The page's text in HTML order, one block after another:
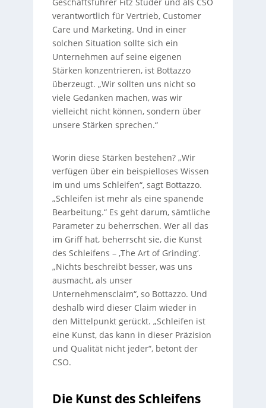
verantwortlich für Vertrieb, Customer
Care und Marketing. Und in einer
solchen Situation sollte sich ein
Unternehmen auf seine eigenen
Stärken konzentrieren, ist Bottazzo
überzeugt. „Wir sollten uns nicht so
viele Gedanken machen, was wir
vielleicht nicht können, sondern über
unsere Stärken sprechen.“
Worin diese Stärken bestehen? „Wir
verfügen über ein beispielloses Wissen
im und ums Schleifen“, sagt Bottazzo.
„Schleifen ist mehr als eine spanende
Bearbeitung.“ Es geht darum, sämtliche
Parameter zu beherrschen. Wer all das
im Griff hat, beherrscht sie, die Kunst
des Schleifens – ‚The Art of Grinding‘.
„Nichts beschreibt besser, was uns
ausmacht, als unser
Unternehmensclaim“, so Bottazzo. Und
deshalb wird dieser Claim wieder in
den Mittelpunkt gerückt. „Schleifen ist
eine Kunst, das kann in dieser Präzision
und Qualität nicht jeder“, betont der
CSO.
Die Kunst des Schleifens